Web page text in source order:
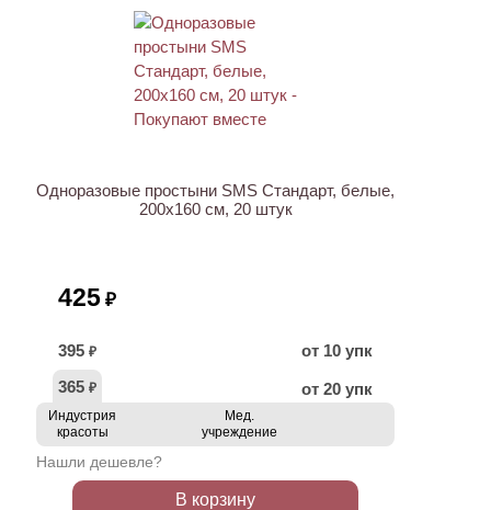
Одноразовые простыни SMS Стандарт, белые,
200х160 см, 20 штук
425 ₽
395 ₽
от 10 упк
365 ₽ от 20 упк
Индустрия
красоты
Мед.
учреждение
Нашли дешевле?
В корзину